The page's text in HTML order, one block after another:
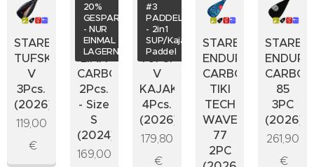
STARBOARD
TUFSKIN
V
3Pcs.
(2026)
119,00
€
STARBOARD
LIMA
CARBON
2Pcs.
- Size
S
(2024)
20%
GESPART
- NUR
EINMAL
LAGERND!
169,00
STARBOARD
TUFSKIN
V
KAJAK
4Pcs.
(2026)
#3
PADDELES
- 2in1
SUP/Kajak-
Paddel
179,80
€
STARBOARD
ENDURO
CARBON
TIKI
TECH
WAVE
77
2PC
ENDURO
CARBON
85
3PC
(2026)
261,90
€